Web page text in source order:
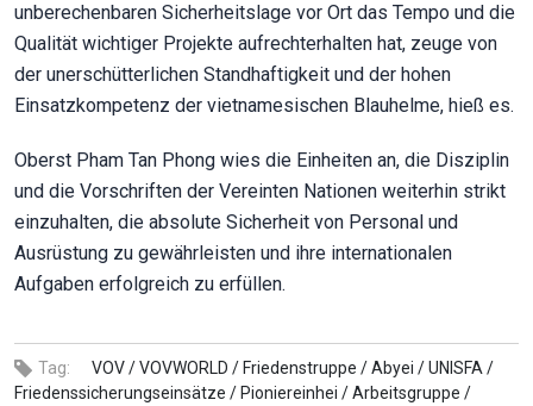
unberechenbaren Sicherheitslage vor Ort das Tempo und die
Qualität wichtiger Projekte aufrechterhalten hat, zeuge von
der unerschütterlichen Standhaftigkeit und der hohen
Einsatzkompetenz der vietnamesischen Blauhelme, hieß es.
Oberst Pham Tan Phong wies die Einheiten an, die Disziplin
und die Vorschriften der Vereinten Nationen weiterhin strikt
einzuhalten, die absolute Sicherheit von Personal und
Ausrüstung zu gewährleisten und ihre internationalen
Aufgaben erfolgreich zu erfüllen.
Tag: VOV /VOVWORLD /Friedenstruppe /Abyei /UNISFA /
Friedenssicherungseinsätze /Pioniereinhei /Arbeitsgruppe /